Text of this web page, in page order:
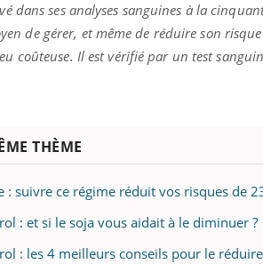
dans ses analyses sanguines à la
de gérer, et même de réduire son
coûteuse. Il est vérifié par un test
THÈME
: suivre ce régime réduit vos risques de
: et si le soja vous aidait à le diminuer ?
: les 4 meilleurs conseils pour le
: et si on
diabète de type 2
les soignants.
préparer pour l’été !
L'été arrive… et avec lui,
soleil, activités en plein
sont ...